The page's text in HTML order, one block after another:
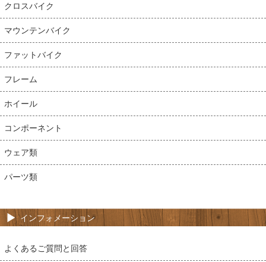
クロスバイク
マウンテンバイク
ファットバイク
フレーム
ホイール
コンポーネント
ウェア類
パーツ類
インフォメーション
よくあるご質問と回答